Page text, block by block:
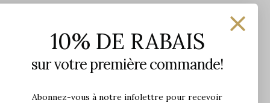
1650 avenue Jules-Verne, Local 103
G2G 2R1, Québec, Canada
Lundi: 9h - 17h
10% DE RABAIS
sur votre première commande!
Abonnez-vous à notre infolettre pour recevoir